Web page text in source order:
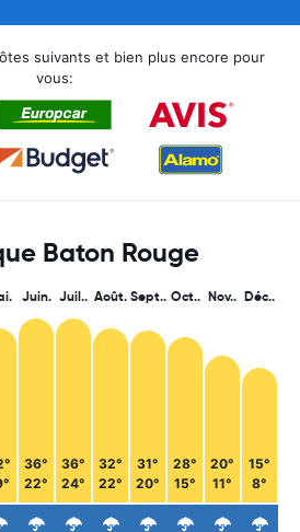
suivants et bien plus encore pour
vous:
Baton Rouge
Juin.
36°
22°
Juil..
36°
24°
Août.
32°
22°
Sept..
31°
20°
Oct..
28°
15°
Nov..
20°
11°
Déc..
15°
8°